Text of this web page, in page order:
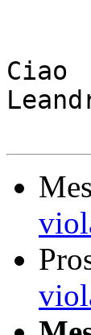
Ciao